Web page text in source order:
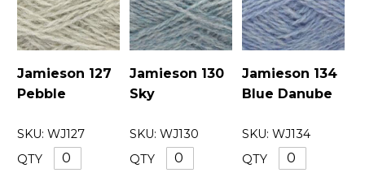
Jamieson 127
Pebble
SKU: WJ127
QTY
Jamieson 130
Sky
SKU: WJ130
QTY
Jamieson 134
Blue Danube
SKU: WJ134
QTY